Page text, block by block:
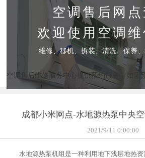
空调售后网点
欢迎使用空调维
维修、移机、拆装、清洗、保养
空调售后维修服务中心提供预约服务，如需
成都小米网点-水地源热泵中央
2021/9/11 0:00:00
水地源热泵机组是一种利用地下浅层地热